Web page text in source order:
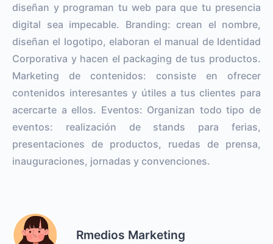
diseñan y programan tu web para que tu presencia
digital sea impecable. Branding: crean el nombre,
diseñan el logotipo, elaboran el manual de Identidad
Corporativa y hacen el packaging de tus productos.
Marketing de contenidos: consiste en ofrecer
contenidos interesantes y útiles a tus clientes para
acercarte a ellos. Eventos: Organizan todo tipo de
eventos: realización de stands para ferias,
presentaciones de productos, ruedas de prensa,
inauguraciones, jornadas y convenciones.
Rmedios Marketing